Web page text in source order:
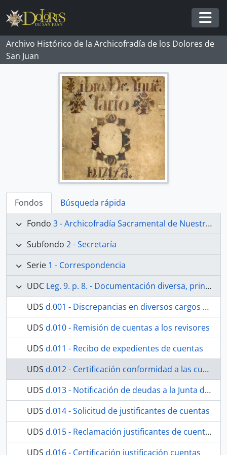
Skip to main content
Archivo Histórico de la Archicofradía de los Dolores de
San Juan
Fondos
Búsqueda rápida
Fondo 3 - Archicofradía Sacramental de Nuestra Señora de los Dolores
Subfondo 2 - Secretaría
Serie 1 - Correspondencia
UDC Leg. 9. p. 8. - Documentación diversa, principalmente cartas sobre distintos expedientes de revisión de cuentas.
UDS d.001 - Discrepancias en diversos cargos desde 1841 a 1845
UDS d.010 - Remisión de cuentas a los revisores
UDS d.011 - Recibo de expedientes de cuentas
UDS d.012 - Certificación conformidad a las cuentas desde abril del 65 a 30 de junio del 66
UDS d.013 - Notificación de deudas a la Junta de Gobierno
UDS d.014 - Solicitud de justificantes de cuentas
UDS d.015 - Reclamación justificantes de cuentas
UDS d.016 - Certificación justificación cuentas